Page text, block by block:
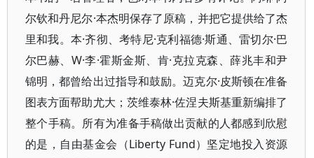
尔钦和丹尼尔·本杰明保存了原稿，并把它提供给了杰
里和我。本·齐彻、考特尼·克利福德·斯通、雷切尔·巴
尔巴赫、W·李·霍斯金斯、肯·克拉克森、薛兆丰和尹
锦明，都曾给出过指导和鼓励。迈克尔·皮斯顿在准备
图表方面帮助尤大；茨维泰林·佐涅夫斯基重新编排了
整个手稿。所有为准备手稿做出贡献的人都感到欣慰
的是，自由基金会（Liberty Fund）坚定地投入资源